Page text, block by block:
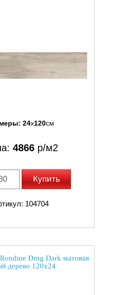
24x120см
4866 р/м2
Купить
104704
Drng Dark матовая
дерево 120x24